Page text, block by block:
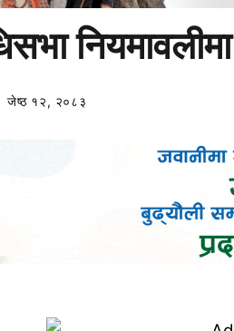
जेष्ठ १२, २०८३